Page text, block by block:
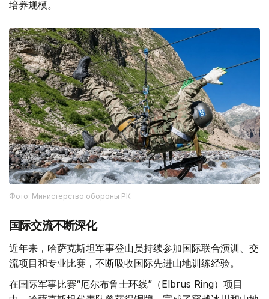
培养规模。
Фото: Министерство обороны РК
国际交流不断深化
近年来，哈萨克斯坦军事登山员持续参加国际联合演训、交
流项目和专业比赛，不断吸收国际先进山地训练经验。
在国际军事比赛“厄尔布鲁士环线”（Elbrus Ring）项目